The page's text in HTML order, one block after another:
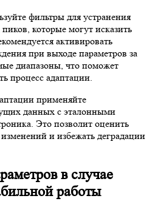
фильтры для устранения
которые могут исказить
активировать
при выходе параметров за
диапазоны, что поможет
процесс адаптации.
применяйте
данных с эталонными
Это позволит оценить
и избежать деградации
в случае
работы